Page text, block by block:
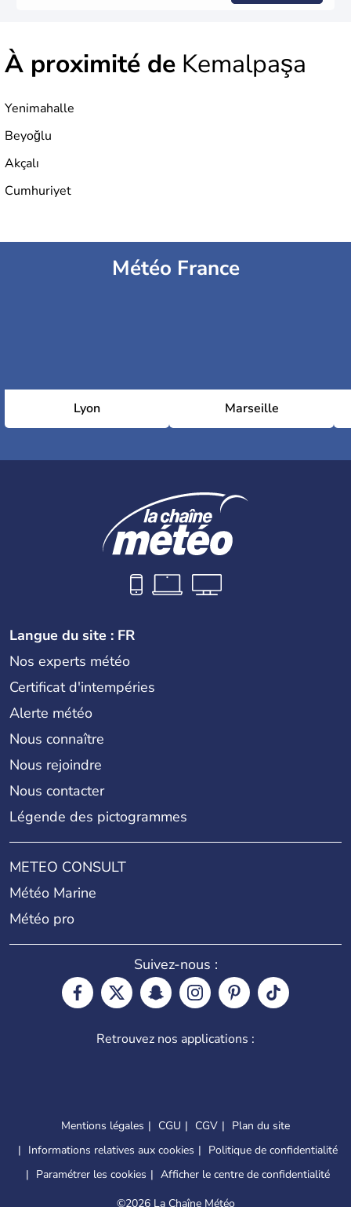
À proximité de Kemalpaşa
Yenimahalle
Beyoğlu
Akçalı
Cumhuriyet
Météo France
Lyon Marseille
Langue du site : FR
Nos experts météo
Certificat d'intempéries
Alerte météo
Nous connaître
Nous rejoindre
Nous contacter
Légende des pictogrammes
METEO CONSULT
Météo Marine
Météo pro
Suivez-nous :
Retrouvez nos applications :
Mentions légales CGU CGV
Plan du site
Informations relatives aux cookies
Politique de confidentialité
Paramétrer les cookies
Afficher le centre de confidentialité
©2026 La Chaîne Météo